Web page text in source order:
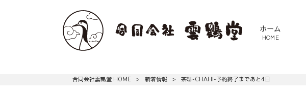
ホーム
HOME
合同会社雲鶴堂 HOME > 新着情報 > 茶琲-CHAHI-予約終了まであと4日